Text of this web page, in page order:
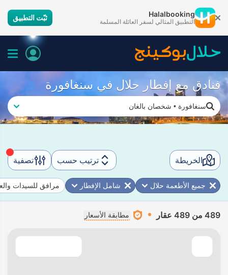
Halalbooking
التطبيق المثالي لسفر العائلة المسلمة ثبّت التطبيق
فنادق مع إفطار حلال في سنغافورة
سنغافورة • شخصان بالغان
الخريطة ترتيب حسب تصفية
جميع الأطعمة حلال شامل الإفطار مرافق للسيدات
489 من 489 عقار مطابقة الأسعار